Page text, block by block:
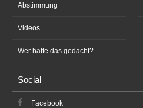
Abstimmung
Videos
Wer hätte das gedacht?
Social
Facebook